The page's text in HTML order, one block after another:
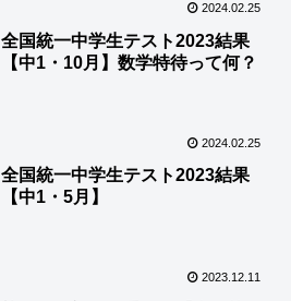
2024.02.25
全国統一中学生テスト2023結果
【中1・10月】数学特待って何？
2024.02.25
全国統一中学生テスト2023結果
【中1・5月】
2023.12.11